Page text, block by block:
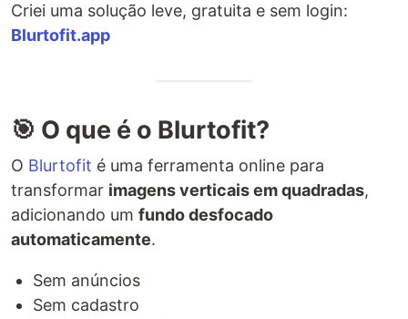
Criei uma solução leve, gratuita e sem login:
Blurtofit.app
🎯 O que é o Blurtofit?
O Blurtofit é uma ferramenta online para
transformar imagens verticais em quadradas,
adicionando um fundo desfocado
automaticamente.
Sem anúncios
Sem cadastro